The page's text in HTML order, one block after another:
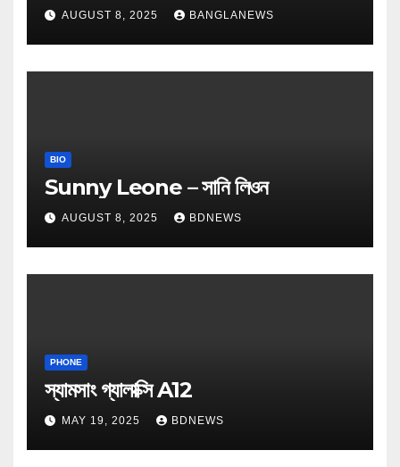
AUGUST 8, 2025 BANGLANEWS
BIO
Sunny Leone – সানি লিওন
AUGUST 8, 2025 BDNEWS
PHONE
স্যামসাং গ্যালাক্সি A12
MAY 19, 2025 BDNEWS